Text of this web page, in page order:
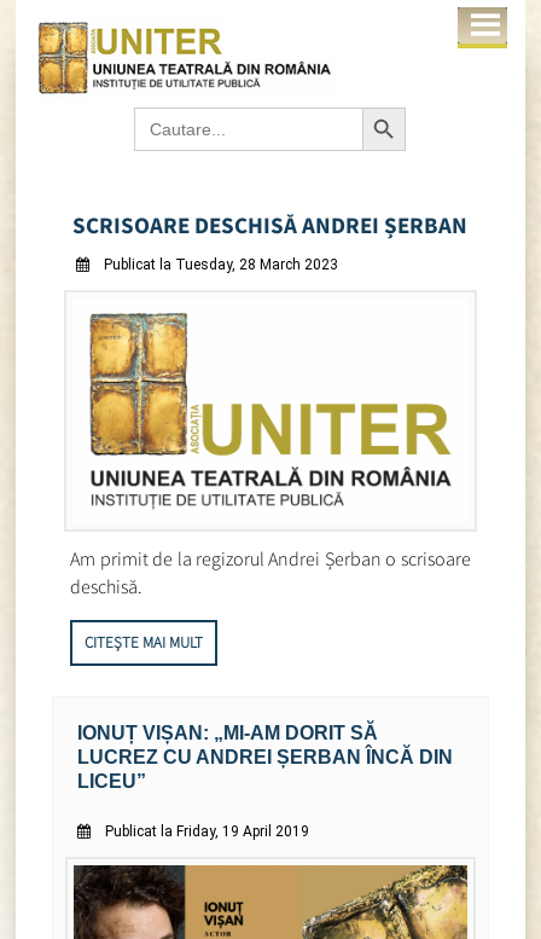
Search
for:
Search Button
SCRISOARE DESCHISĂ ANDREI ȘERBAN
Publicat la Tuesday, 28 March 2023
Am primit de la regizorul Andrei Șerban o scrisoare
deschisă.
CITEȘTE MAI MULT
IONUȚ VIȘAN: „MI-AM DORIT SĂ
LUCREZ CU ANDREI ȘERBAN ÎNCĂ DIN
LICEU”
Publicat la Friday, 19 April 2019